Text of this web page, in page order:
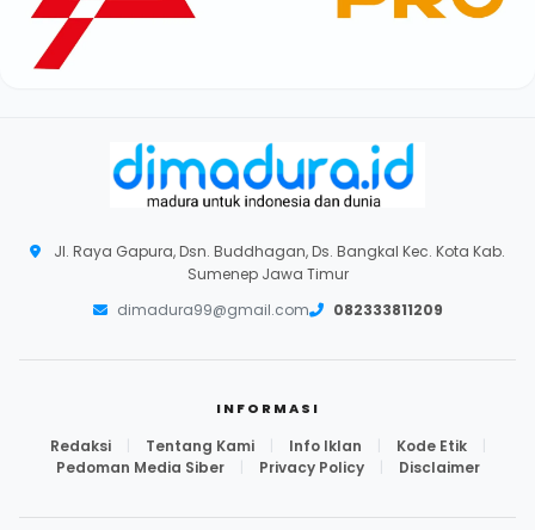
Jl. Raya Gapura, Dsn. Buddhagan, Ds. Bangkal Kec. Kota Kab.
Sumenep Jawa Timur
dimadura99@gmail.com
082333811209
INFORMASI
Redaksi Tentang Kami Info Iklan Kode Etik
Pedoman Media Siber
Privacy Policy Disclaimer